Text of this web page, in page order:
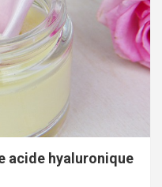
acide hyaluronique